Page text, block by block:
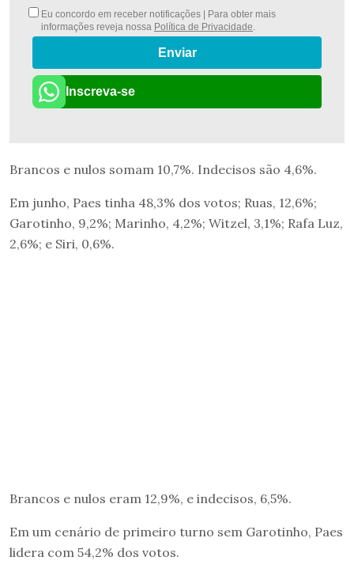
Eu concordo em receber notificações | Para obter mais
informações reveja nossa Política de Privacidade.
Enviar
Inscreva-se
Brancos e nulos somam 10,7%. Indecisos são 4,6%.
Em junho, Paes tinha 48,3% dos votos; Ruas, 12,6%;
Garotinho, 9,2%; Marinho, 4,2%; Witzel, 3,1%; Rafa Luz,
2,6%; e Siri, 0,6%.
Brancos e nulos eram 12,9%, e indecisos, 6,5%.
Em um cenário de primeiro turno sem Garotinho, Paes
lidera com 54,2% dos votos.